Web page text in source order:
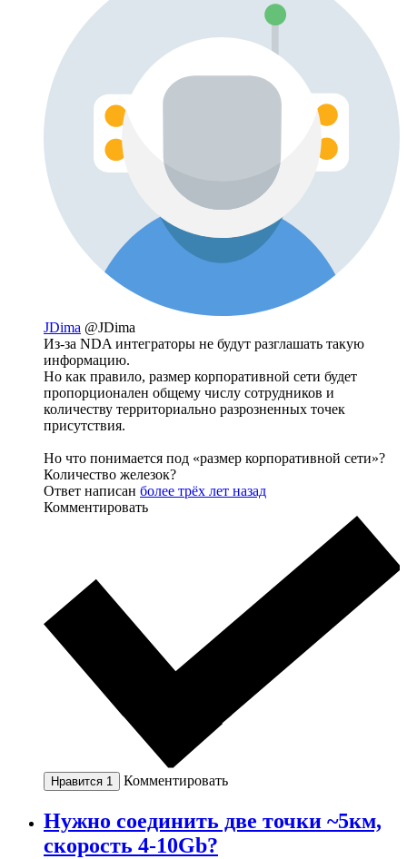
JDima @JDima
Из-за NDA интеграторы не будут разглашать такую
информацию.
Но как правило, размер корпоративной сети будет
пропорционален общему числу сотрудников и
количеству территориально разрозненных точек
присутствия.
Но что понимается под «размер корпоративной сети»?
Количество железок?
Ответ написан более трёх лет назад
Комментировать
Нравится 1 Комментировать
Нужно соединить две точки ~5км,
скорость 4-10Gb?